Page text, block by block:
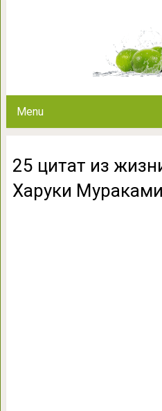
Menu
25 цитат из
Харуки Мураками